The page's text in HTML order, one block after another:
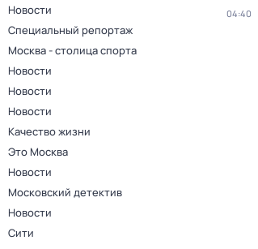
Новости
Специальный репортаж
Москва - столица спорта
Новости
Новости
Новости
Качество жизни
Это Москва
Новости
Московский детектив
Новости
Сити
04:40